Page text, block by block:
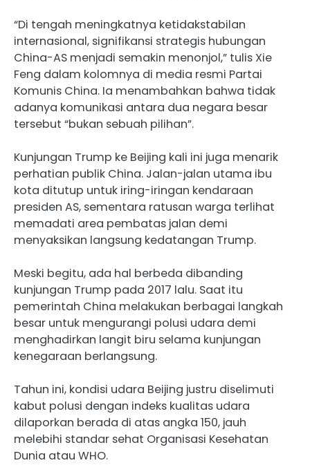
“Di tengah meningkatnya ketidakstabilan
internasional, signifikansi strategis hubungan
China-AS menjadi semakin menonjol,” tulis Xie
Feng dalam kolomnya di media resmi Partai
Komunis China. Ia menambahkan bahwa tidak
adanya komunikasi antara dua negara besar
tersebut “bukan sebuah pilihan”.
Kunjungan Trump ke Beijing kali ini juga menarik
perhatian publik China. Jalan-jalan utama ibu
kota ditutup untuk iring-iringan kendaraan
presiden AS, sementara ratusan warga terlihat
memadati area pembatas jalan demi
menyaksikan langsung kedatangan Trump.
Meski begitu, ada hal berbeda dibanding
kunjungan Trump pada 2017 lalu. Saat itu
pemerintah China melakukan berbagai langkah
besar untuk mengurangi polusi udara demi
menghadirkan langit biru selama kunjungan
kenegaraan berlangsung.
Tahun ini, kondisi udara Beijing justru diselimuti
kabut polusi dengan indeks kualitas udara
dilaporkan berada di atas angka 150, jauh
melebihi standar sehat Organisasi Kesehatan
Dunia atau WHO.